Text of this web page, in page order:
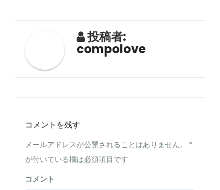
投稿者:
compolove
コメントを残す
メールアドレスが公開されることはありません。
*
が付いている欄は必須項目です
コメント